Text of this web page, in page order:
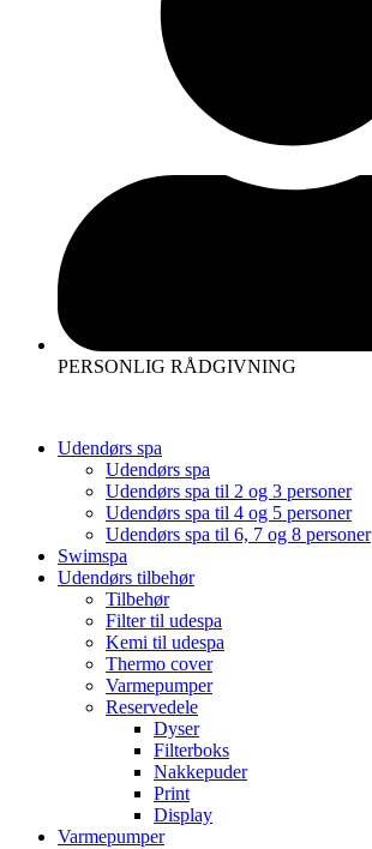
PERSONLIG RÅDGIVNING
Udendørs spa
Udendørs spa
Udendørs spa til 2 og 3 personer
Udendørs spa til 4 og 5 personer
Udendørs spa til 6, 7 og 8 personer
Swimspa
Udendørs tilbehør
Tilbehør
Filter til udespa
Kemi til udespa
Thermo cover
Varmepumper
Reservedele
Dyser
Filterboks
Nakkepuder
Print
Display
Varmepumper